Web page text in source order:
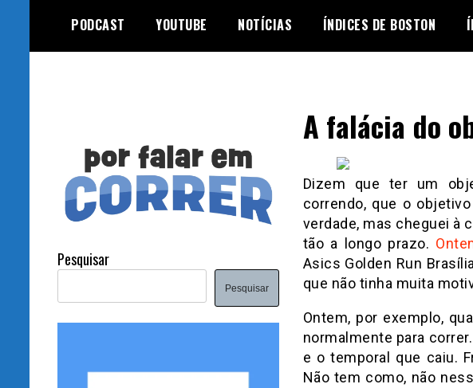
content
PODCAST YOUTUBE NOTÍCIAS ÍNDICES DE BOSTON
A falácia do
Dizem que ter um
correndo, que o
verdade, mas cheguei à
tão a longo prazo.
Asics Golden Run
que não tinha muita
Ontem, por exemplo,
normalmente para
e o temporal que caiu.
Não tem como, não
Pesquisar
Pesquisar